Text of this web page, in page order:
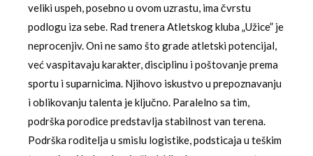
veliki uspeh, posebno u ovom uzrastu, ima čvrstu
podlogu iza sebe. Rad trenera Atletskog kluba „Užice” je
neprocenjiv. Oni ne samo što grade atletski potencijal,
već vaspitavaju karakter, disciplinu i poštovanje prema
sportu i suparnicima. Njihovo iskustvo u prepoznavanju
i oblikovanju talenta je ključno. Paralelno sa tim,
podrška porodice predstavlja stabilnost van terena.
Podrška roditelja u smislu logistike, podsticaja u teškim